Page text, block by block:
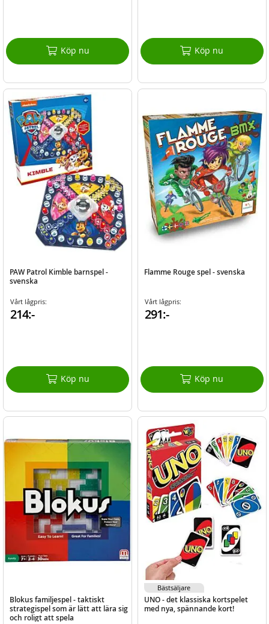
Köp nu Köp nu
PAW Patrol Kimble barnspel -
svenska
Vårt lågpris:
214:-
Köp nu
Flamme Rouge spel - svenska
Vårt lågpris:
291:-
Köp nu
Blokus familjespel - taktiskt
strategispel som är lätt att lära sig
och roligt att spela
UNO - det klassiska kortspelet
med nya, spännande kort!
Bästsäljare